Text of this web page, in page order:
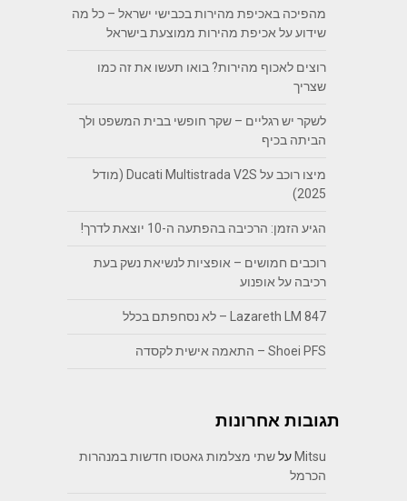
מהפיכה באכיפת מהירות בכבישי ישראל – כל מה
שידוע על אכיפת מהירות ממוצעת בישראל
רוצים לאכוף מהירות? בואו תעשו את זה כמו
שצריך
לשקר יש רגליים – שקר חופשי בבית המשפט ולך
הביתה בכיף
מיצו רוכב על Ducati Multistrada V2S (מודל
2025)
הגיע הזמן: הרכיבה בהפתעה ה-10 יוצאת לדרך!
רוכבים חמושים – אופציות לנשיאת נשק בעת
רכיבה על אופנוע
Lazareth LM 847 – לא נסחפתם בכלל
Shoei PFS – התאמה אישית לקסדה
תגובות אחרונות
Mitsu עלשתי מצלמות גאטסו חדשות במנהרות
הכרמל